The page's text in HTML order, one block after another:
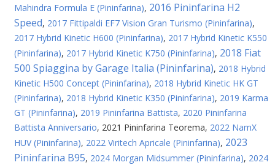
Mahindra Formula E (Pininfarina), 2016 Pininfarina H2
Speed, 2017 Fittipaldi EF7 Vision Gran Turismo (Pininfarina),
2017 Hybrid Kinetic H600 (Pininfarina), 2017 Hybrid Kinetic K550
(Pininfarina), 2017 Hybrid Kinetic K750 (Pininfarina), 2018 Fiat
500 Spiaggina by Garage Italia (Pininfarina), 2018 Hybrid
Kinetic H500 Concept (Pininfarina), 2018 Hybrid Kinetic HK GT
(Pininfarina), 2018 Hybrid Kinetic K350 (Pininfarina), 2019 Karma
GT (Pininfarina), 2019 Pininfarina Battista, 2020 Pininfarina
Battista Anniversario, 2021 Pininfarina Teorema, 2022 NamX
HUV (Pininfarina), 2022 Viritech Apricale (Pininfarina), 2023
Pininfarina B95, 2024 Morgan Midsummer (Pininfarina), 2024